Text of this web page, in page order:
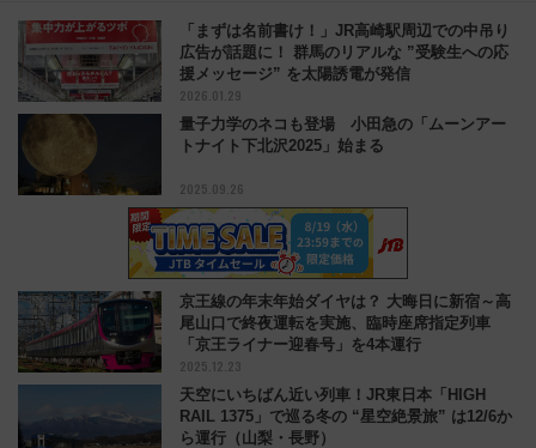
「まずは名前書け！」JR高崎駅周辺での中吊り
広告が話題に！ 群馬のリアルな ”受験生への応
援メッセージ” を太陽誘電が発信
2026.01.29
量子力学のネコも登場 小田急の「ムーンアー
トナイト下北沢2025」始まる
2025.09.26
京王線の年末年始ダイヤは？ 大晦日に新宿～高
尾山口で終夜運転を実施、臨時座席指定列車
「京王ライナー迎春号」を4本運行
2025.12.23
天空にいちばん近い列車！JR東日本「HIGH
RAIL 1375」で巡る冬の “星空絶景旅” は12/6か
ら運行（山梨・長野）